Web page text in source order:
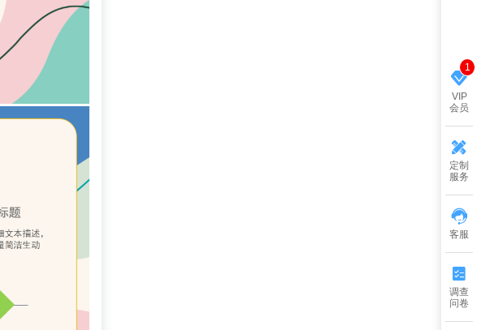
VIP
会员
1
定制
服务
客服
调查
问卷